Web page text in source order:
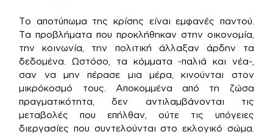
Το αποτύπωμα της κρίσης είναι εμφανές παντού.
Τα προβλήματα που προκλήθηκαν στην οικονομία,
την κοινωνία, την πολιτική άλλαξαν άρδην τα
δεδομένα. Ωστόσο, τα κόμματα -παλιά και νέα-,
σαν να μην πέρασε μια μέρα, κινούνται στον
μικρόκοσμό τους. Αποκομμένα από τη ζώσα
πραγματικότητα, δεν αντιλαμβάνονται τις
μεταβολές που επήλθαν, ούτε τις υπόγειες
διεργασίες που συντελούνται στο εκλογικό σώμα.